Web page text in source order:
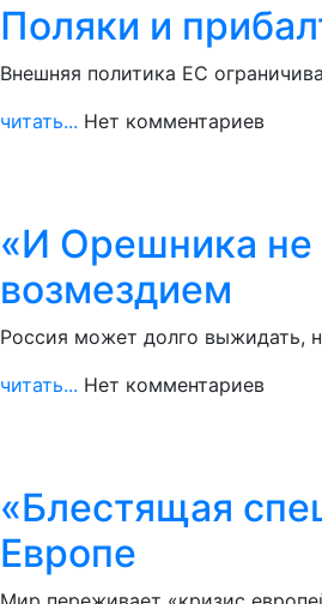
Поляки и
Внешняя политика ЕС
читать... Нет комментариев
«И Орешника не
возмездием
Россия может долго выжидать,
читать... Нет комментариев
«Блестящая
Европе